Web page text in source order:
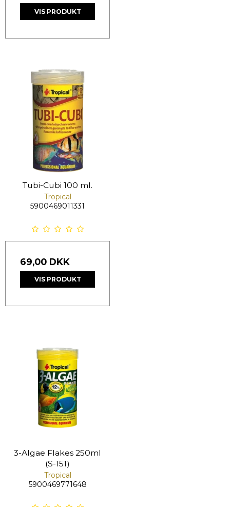
VIS PRODUKT
Tubi-Cubi 100 ml.
Tropical
5900469011331
69,00 DKK
VIS PRODUKT
3-Algae Flakes 250ml
(S-151)
Tropical
5900469771648